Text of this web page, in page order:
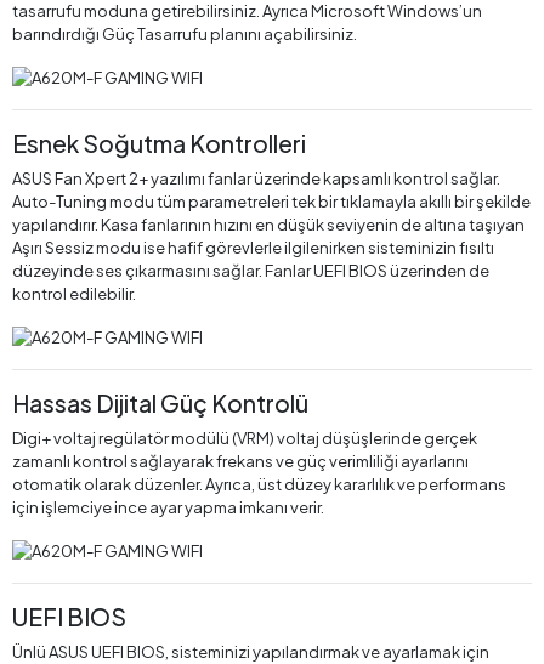
tasarrufu moduna getirebilirsiniz. Ayrıca Microsoft Windows’un
barındırdığı Güç Tasarrufu planını açabilirsiniz.
Esnek Soğutma Kontrolleri
ASUS Fan Xpert 2+ yazılımı fanlar üzerinde kapsamlı kontrol sağlar.
Auto-Tuning modu tüm parametreleri tek bir tıklamayla akıllı bir şekilde
yapılandırır. Kasa fanlarının hızını en düşük seviyenin de altına taşıyan
Aşırı Sessiz modu ise hafif görevlerle ilgilenirken sisteminizin fısıltı
düzeyinde ses çıkarmasını sağlar. Fanlar UEFI BIOS üzerinden de
kontrol edilebilir.
Hassas Dijital Güç Kontrolü
Digi+ voltaj regülatör modülü (VRM) voltaj düşüşlerinde gerçek
zamanlı kontrol sağlayarak frekans ve güç verimliliği ayarlarını
otomatik olarak düzenler. Ayrıca, üst düzey kararlılık ve performans
için işlemciye ince ayar yapma imkanı verir.
UEFI BIOS
Ünlü ASUS UEFI BIOS, sisteminizi yapılandırmak ve ayarlamak için